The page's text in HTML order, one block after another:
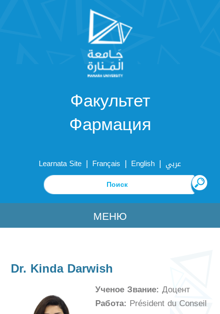
Факультет
Фармация
Learnata Site | Français | English | عربي
МЕНЮ
Dr. Kinda Darwish
Ученое Звание: Доцент
Работа: Président du Conseil